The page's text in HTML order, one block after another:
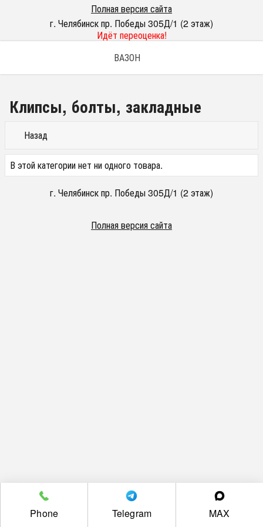
Полная версия сайта
г. Челябинск пр. Победы 305Д/1 (2 этаж)
Идёт переоценка!
ВАЗОН
Клипсы, болты, закладные
Назад
В этой категории нет ни одного товара.
г. Челябинск пр. Победы 305Д/1 (2 этаж)
Полная версия сайта
Phone Telegram MAX